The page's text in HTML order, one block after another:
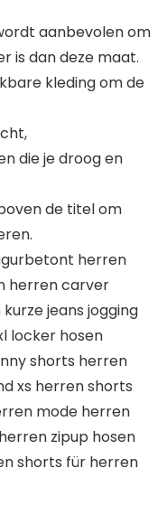
aanbevolen om
is dan deze maat.
kleding om de
die je droog en
de titel om
herren
herren carver
jeans jogging
locker hosen
shorts herren
xs herren shorts
mode herren
zipup hosen
shorts für herren